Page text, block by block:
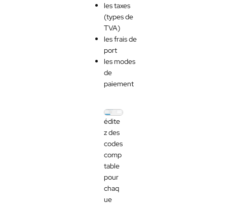
les taxes
(types de
TVA)
les frais de
port
les modes
de
paiement
édite
z des
codes
comp
table
pour
chaq
ue